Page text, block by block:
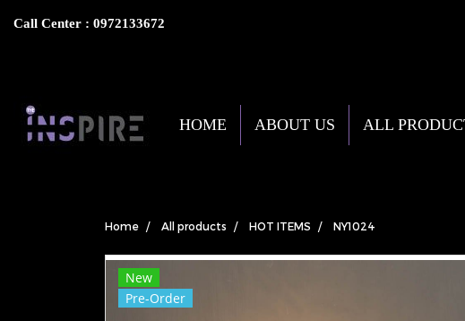
Call Center : 0972133672
HOME ABOUT US ALL
Home All products HOT ITEMS NY1024
New
Pre-Order